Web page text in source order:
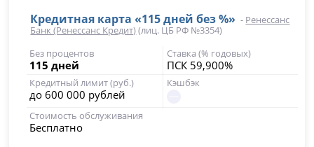
Кредитная карта «115 дней без %» - Ренессанс
Банк (Ренессанс Кредит)(лиц. ЦБ РФ №3354)
Без процентов
115 дней
Ставка (% годовых)
ПСК 59,900%
Кредитный лимит (руб.)
до 600 000 рублей
Кэшбэк
Стоимость обслуживания
Бесплатно